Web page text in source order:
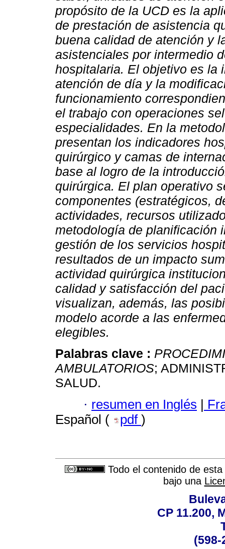
propósito de la UCD es la
de prestación de asistencia
buena calidad de atención y
asistenciales por intermedio
hospitalaria. El objetivo es la
atención de día y la
funcionamiento
el trabajo con operaciones
especialidades. En la
presentan los indicadores
quirúrgico y camas de
base al logro de la
quirúrgica. El plan operativo
componentes (estratégicos,
actividades, recursos
metodología de planificación
gestión de los servicios
resultados de un impacto
actividad quirúrgica
calidad y satisfacción del
visualizan, además, las
modelo acorde a las
elegibles.
Palabras clave :
AMBULATORIOS;
SALUD.
· resumen en Inglés |
Español (
pdf )
Todo el contenido de
bajo una
CP 11.200,
(598-